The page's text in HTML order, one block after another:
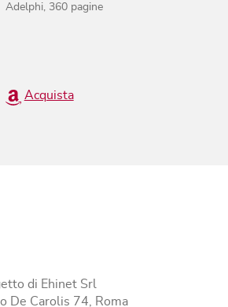
Adelphi 360 pagine
Acquista
di Ehinet Srl
De Carolis 74, Roma